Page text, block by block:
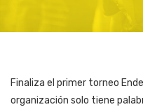
Finaliza el primer torneo
organización solo tiene